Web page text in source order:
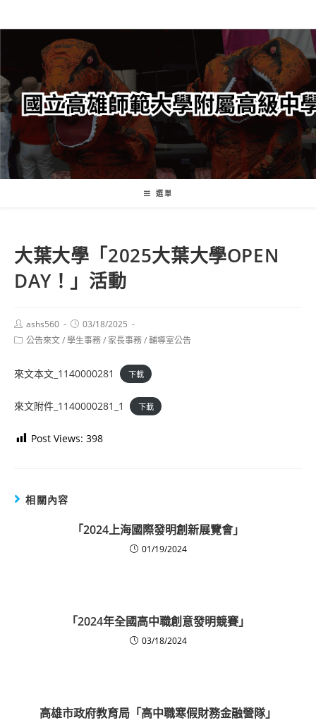
轉
要
內
容
選單
大葉大學「2025大葉大學OPEN
DAY！」活動
Post
author:
ashs560
Post
published:
03/18/2025
Post公告來文/學生事務/ 家長事務/輔導室公告
來文本文_1140000281 下載
來文附件_1140000281_1 下載
Post Views: 398
相關內容
「2024上海國際發明創新展覽會」
01/19/2024
「2024年全國高中職創意發明競賽」
03/18/2024
高雄市政府教育局「高中職寒假財務金融營隊」